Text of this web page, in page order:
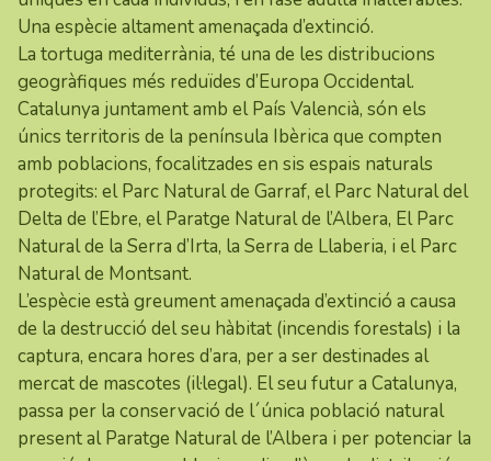
Una espècie altament amenaçada d’extinció.
La tortuga mediterrània, té una de les distribucions
geogràfiques més reduïdes d’Europa Occidental.
Catalunya juntament amb el País Valencià, són els
únics territoris de la península Ibèrica que compten
amb poblacions, focalitzades en sis espais naturals
protegits: el Parc Natural de Garraf, el Parc Natural del
Delta de l’Ebre, el Paratge Natural de l’Albera, El Parc
Natural de la Serra d’Irta, la Serra de Llaberia, i el Parc
Natural de Montsant.
L’espècie està greument amenaçada d’extinció a causa
de la destrucció del seu hàbitat (incendis forestals) i la
captura, encara hores d’ara, per a ser destinades al
mercat de mascotes (il·legal). El seu futur a Catalunya,
passa per la conservació de l´única població natural
present al Paratge Natural de l’Albera i per potenciar la